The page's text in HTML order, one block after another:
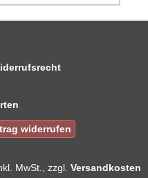
widerrufen
MwSt., zzgl. Versandkosten